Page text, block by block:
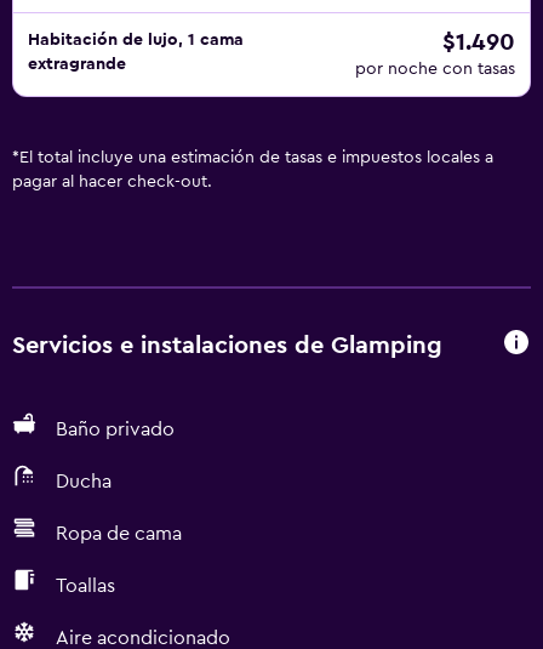
Habitación de lujo, 1 cama
extragrande
$1.490
por noche con tasas
* El total incluye una estimación de tasas e impuestos locales a
pagar al hacer check-out.
Servicios e instalaciones de Glamping
Baño privado
Ducha
Ropa de cama
Toallas
Aire acondicionado